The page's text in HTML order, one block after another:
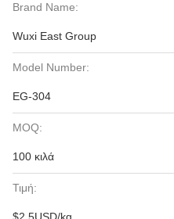
Brand Name:
Wuxi East Group
Model Number:
EG-304
MOQ:
100 κιλά
Τιμή: